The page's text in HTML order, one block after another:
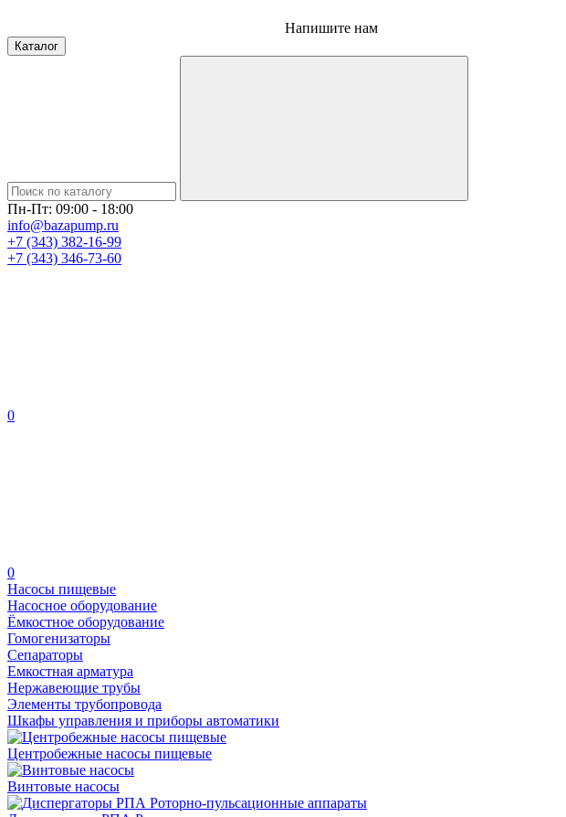
Напишите нам
Каталог
Пн-Пт: 09:00 - 18:00
info@bazapump.ru
+7 (343) 382-16-99
+7 (343) 346-73-‬60
0
0
Насосы пищевые
Насосное оборудование
Ёмкостное оборудование
Гомогенизаторы
Сепараторы
Емкостная арматура
Нержавеющие трубы
Элементы трубопровода
Шкафы управления и приборы автоматики
Центробежные насосы пищевые
Винтовые насосы